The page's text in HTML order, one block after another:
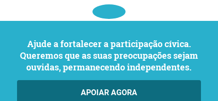
Ajude a fortalecer a participação cívica.
Queremos que as suas preocupações sejam
ouvidas, permanecendo independentes.
APOIAR AGORA